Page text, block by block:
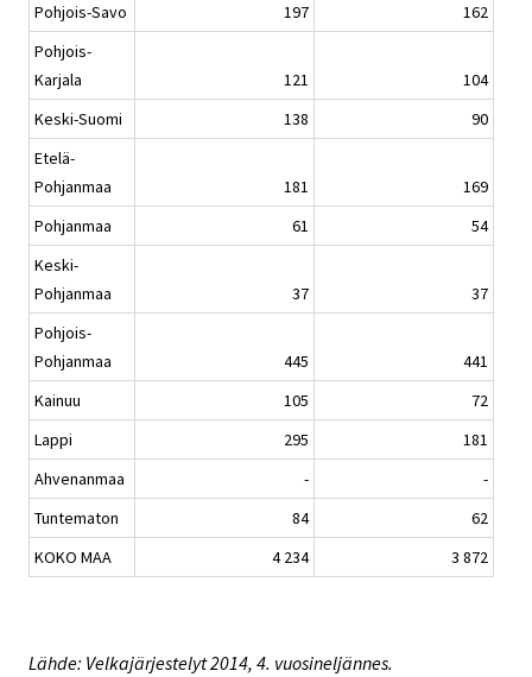
Pohjois-Savo
197
162
Pohjois-
Karjala
121
104
Keski-Suomi
138
90
Etelä-
Pohjanmaa
181
169
Pohjanmaa
61
54
Keski-
Pohjanmaa
37
37
Pohjois-
Pohjanmaa
445
441
Kainuu
105
72
Lappi
295
181
Ahvenanmaa
-
-
Tuntematon
84
62
KOKO MAA
4 234 3 872
Lähde: Velkajärjestelyt 2014, 4. vuosineljännes.